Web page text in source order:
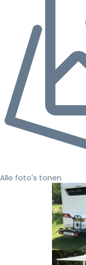
Alle foto's tonen